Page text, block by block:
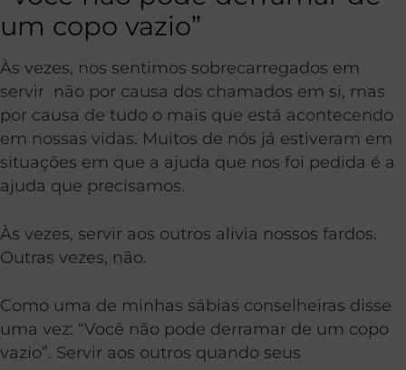
um copo vazio”
Às vezes, nos sentimos sobrecarregados em
servir não por causa dos chamados em si, mas
por causa de tudo o mais que está acontecendo
em nossas vidas. Muitos de nós já estiveram em
situações em que a ajuda que nos foi pedida é a
ajuda que precisamos.
Às vezes, servir aos outros alivia nossos fardos.
Outras vezes, não.
Como uma de minhas sábias conselheiras disse
uma vez: “Você não pode derramar de um copo
vazio”. Servir aos outros quando seus